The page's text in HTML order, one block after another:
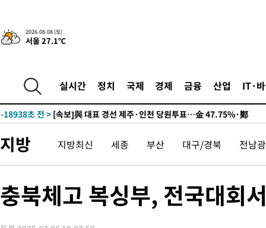
2026.08.08 (토)
서울 27.1℃
실시간 정치 국제 경제 금융 산업 IT·
8시간 전 >[속보]뉴욕증시 상승 마감…S&P 0.6% 나스닥 1.3%↑
-19703초 전 >
한민수·김용 순
-19656초 전 >
[속보]김민석, 與 전대 당원투표 누적 득표율 45.42%로 1위…
청래 44.56%
-18938초 전 > [속보]與 대표 경선 제주·인천 당원투표…金 47.75%·鄭
42.08%·宋 10.17%
-18472초 전 >이강인 "아틀레티코 이적 기뻐…등번호 7번 의미보단 팀 위해
것"
-18407초 전 >
[속보]與 당대표 경선, 제주·인천 권리당원 투표 김민석 승리
틀레티코 이적"
-11233초 전 >수도권 40도 육박 '펄펄'…동해안 일부 지역엔 호의주의보
-10202초 전 >
온열질환 사망자 3명 늘어…누적 환자 3000명 돌파
지방 지방최신 세종 부산 대구/경북 전남
충북체고 복싱부, 전국대